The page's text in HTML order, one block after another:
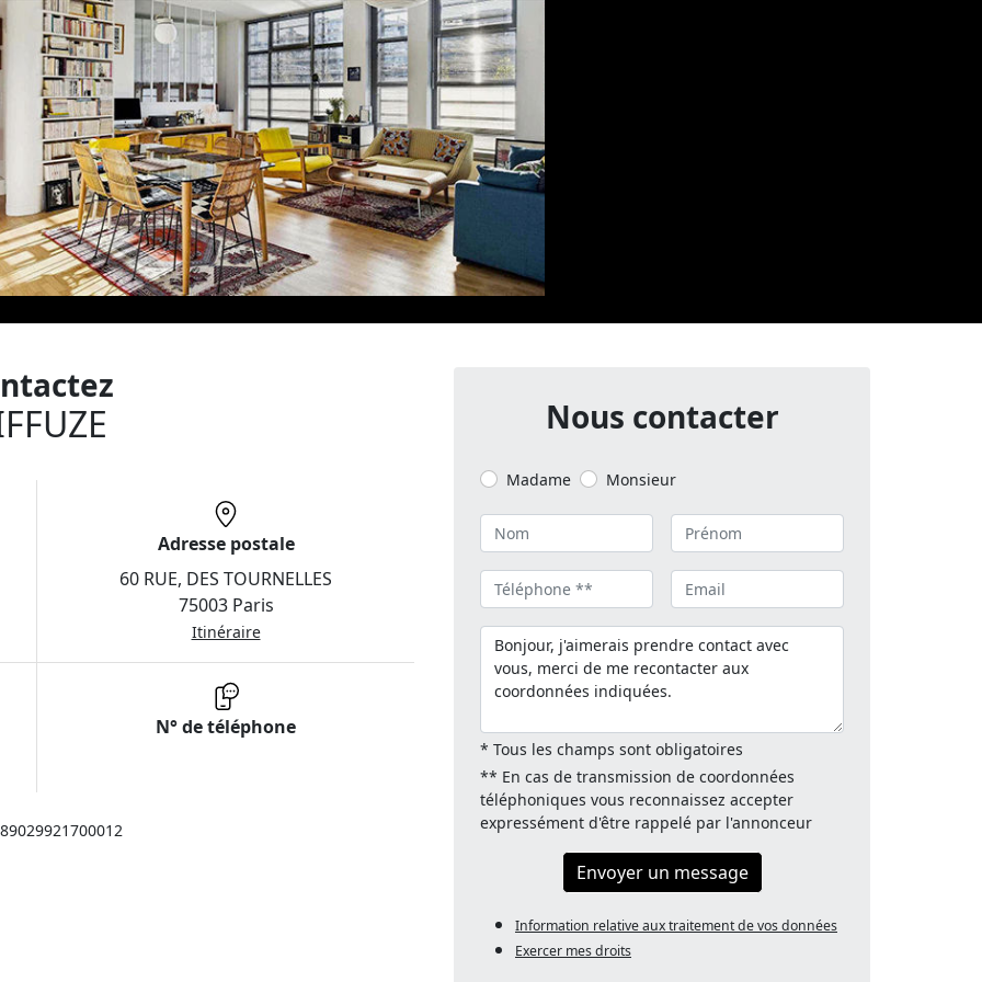
Adresse postale
60 RUE, DES TOURNELLES
75003 Paris
Itinéraire
N° de téléphone
Nous contacter
Madame Monsieur
* Tous les champs sont obligatoires
** En cas de transmission de coordonnées
téléphoniques vous reconnaissez accepter
expressément d'être rappelé par l'annonceur
Envoyer un message
Information relative aux traitement de vos données
Exercer mes droits